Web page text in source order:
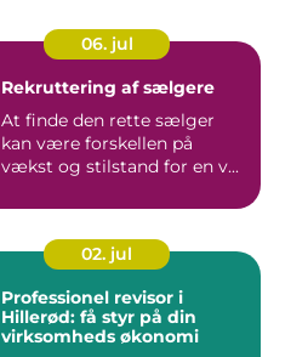
06. jul
Rekruttering af sælgere
At finde den rette sælger
kan være forskellen på
vækst og stilstand for en v...
02. jul
Professionel revisor i
Hillerød: få styr på din
virksomheds økonomi